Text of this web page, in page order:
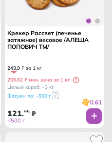
Крекер Рассвет (печенье
затяжное) весовое /АЛЕША
ПОПОВИЧ ТМ/
243.9 ₽ за 1 кг
206.62 ₽ мин. цена за 1 кг
Целый короб: ~3 кг
Фасуем по: ~500 г
0.61
121.95 ₽
~500 г